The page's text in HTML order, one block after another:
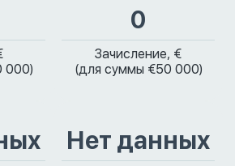
000)
0
Зачисление, €
(для суммы €50 000)
Нет данных